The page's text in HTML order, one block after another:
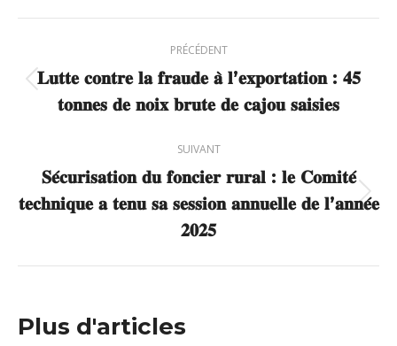
X
PinterestFacebookLinkedIn
article
PRÉCÉDENT
Article
précédent
𝐋𝐮𝐭𝐭𝐞 𝐜𝐨𝐧𝐭𝐫𝐞 𝐥𝐚 𝐟𝐫𝐚𝐮𝐝𝐞 𝐚̀ 𝐥’𝐞𝐱𝐩𝐨𝐫𝐭𝐚𝐭𝐢𝐨𝐧 : 𝟒𝟓
𝐭𝐨𝐧𝐧𝐞𝐬 𝐝𝐞 𝐧𝐨𝐢𝐱 𝐛𝐫𝐮𝐭𝐞 𝐝𝐞 𝐜𝐚𝐣𝐨𝐮 𝐬𝐚𝐢𝐬𝐢𝐞𝐬
SUIVANT
Article
suivant
𝐒𝐞́𝐜𝐮𝐫𝐢𝐬𝐚𝐭𝐢𝐨𝐧 𝐝𝐮 𝐟𝐨𝐧𝐜𝐢𝐞𝐫 𝐫𝐮𝐫𝐚𝐥 : 𝐥𝐞 𝐂𝐨𝐦𝐢𝐭𝐞́
𝐭𝐞𝐜𝐡𝐧𝐢𝐪𝐮𝐞 𝐚 𝐭𝐞𝐧𝐮 𝐬𝐚 𝐬𝐞𝐬𝐬𝐢𝐨𝐧 𝐚𝐧𝐧𝐮𝐞𝐥𝐥𝐞 𝐝𝐞 𝐥’𝐚𝐧𝐧𝐞́𝐞
𝟐𝟎𝟐𝟓
Plus d'articles